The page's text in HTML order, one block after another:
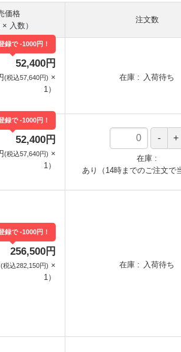
価格
× 入数）
注文数
録で -1000円！
52,400円
(税込57,640円) ×
1）
在庫 入荷待ち
録で -1000円！
52,400円
(税込57,640円) ×
1）
在庫
あり（14時までのご注文で
録で -1000円！
256,500円
(税込282,150円) ×
1）
在庫 入荷待ち